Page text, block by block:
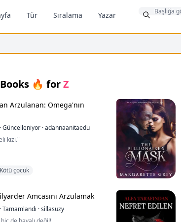
Tür Sıralama Yazar
🔥 forZ
Arzulanan: Omega'nın
·Güncelleniyor ·adannaanitaedu
kızı."
görmek zorunda kalmayız."
sıkı bastırdım. Adımlarım
diğer öğrencilerin fısıldaşıp
Kötü çocuk
Amcasını Arzulamak
·Tamamlandı ·sillasuzy